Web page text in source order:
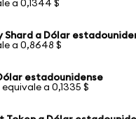
a 0,1344 $
Shard a Dólar
a 0,8648 $
estadounidense
equivale a 0,1335 $